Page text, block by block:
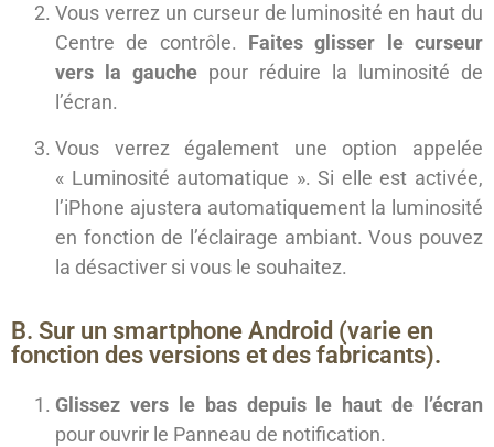
Vous verrez un curseur de luminosité en haut du
Centre de contrôle. Faites glisser le curseur
vers la gauche pour réduire la luminosité de
l’écran.
Vous verrez également une option appelée
« Luminosité automatique ». Si elle est activée,
l’iPhone ajustera automatiquement la luminosité
en fonction de l’éclairage ambiant. Vous pouvez
la désactiver si vous le souhaitez.
B. Sur un smartphone Android (varie en
fonction des versions et des fabricants).
Glissez vers le bas depuis le haut de l’écran
pour ouvrir le Panneau de notification.